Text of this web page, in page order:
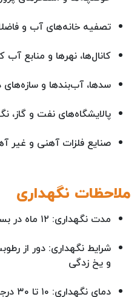
تصفیه خانه‌های آب و
کانال‌ها، نهرها و منابع آب
سدها، آب‌بندها و سازه‌های
پالایشگاه‌های نفت و گاز،
صنایع فلزات آهنی و غیر
ملاحظات نگهداری
مدت نگهداری: ۱۲ ماه در بسته‌بندی اولیه
شرایط نگهداری: دور از
و یخ زدگی
دمای نگهداری: ۱۰ تا ۳۰ درجه سانتی‌گراد